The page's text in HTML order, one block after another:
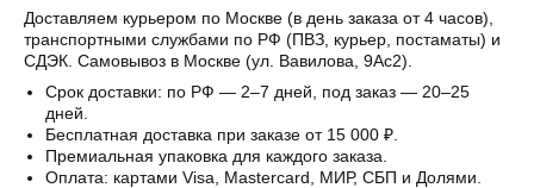
Доставляем курьером по Москве (в день заказа от 4 часов),
транспортными службами по РФ (ПВЗ, курьер, постаматы) и
СДЭК. Самовывоз в Москве (ул. Вавилова, 9Ас2).
Срок доставки: по РФ — 2–7 дней, под заказ — 20–25
дней.
Бесплатная доставка при заказе от 15 000 ₽.
Премиальная упаковка для каждого заказа.
Оплата: картами Visa, Mastercard, МИР, СБП и Долями.
Понятно